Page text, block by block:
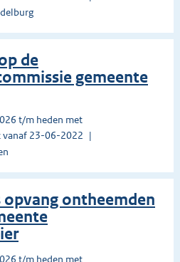
de
gemeente
t/m heden met
vanaf 23-06-2022
opvang ontheemden